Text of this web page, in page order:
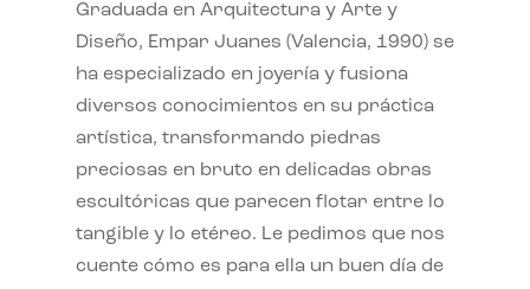
Graduada en Arquitectura y Arte y
Diseño, Empar Juanes (Valencia, 1990) se
ha especializado en joyería y fusiona
diversos conocimientos en su práctica
artística, transformando piedras
preciosas en bruto en delicadas obras
escultóricas que parecen flotar entre lo
tangible y lo etéreo. Le pedimos que nos
cuente cómo es para ella un buen día de